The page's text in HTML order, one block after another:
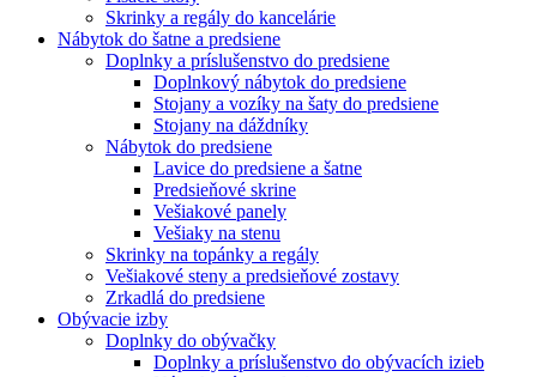
Skrinky a regály do kancelárie
Nábytok do šatne a predsiene
Doplnky a príslušenstvo do predsiene
Doplnkový nábytok do predsiene
Stojany a vozíky na šaty do predsiene
Stojany na dáždníky
Nábytok do predsiene
Lavice do predsiene a šatne
Predsieňové skrine
Vešiakové panely
Vešiaky na stenu
Skrinky na topánky a regály
Vešiakové steny a predsieňové zostavy
Zrkadlá do predsiene
Obývacie izby
Doplnky do obývačky
Doplnky a príslušenstvo do obývacích izieb